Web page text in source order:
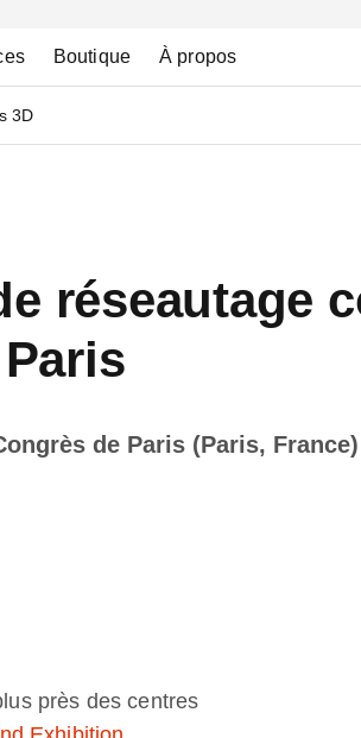
Boutique À propos
3D
réseautage
de Paris (Paris, France)
près des centres